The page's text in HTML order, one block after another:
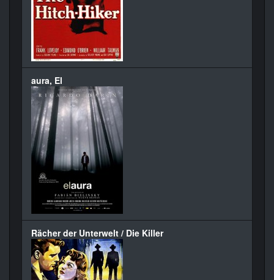
aura, El
Rächer der Unterwelt / Die Killer